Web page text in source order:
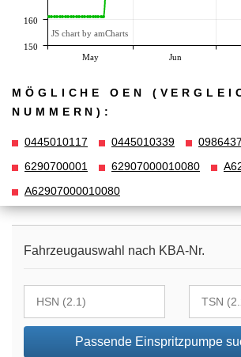
May Jun
150
160
JS chart by amCharts
MÖGLICHE OEN
NUMMERN):
0445010117 0445010339
6290700001
62907000010080
A62907000010080
Fahrzeugauswahl nach KBA-Nr.
Passende Einspritzpumpe